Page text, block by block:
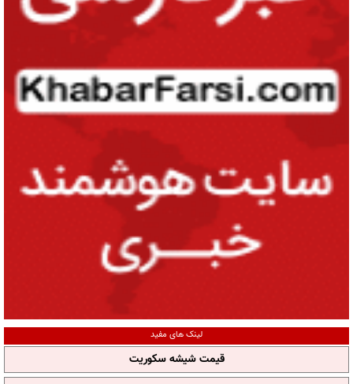
لینک های مفید
قیمت شیشه سکوریت